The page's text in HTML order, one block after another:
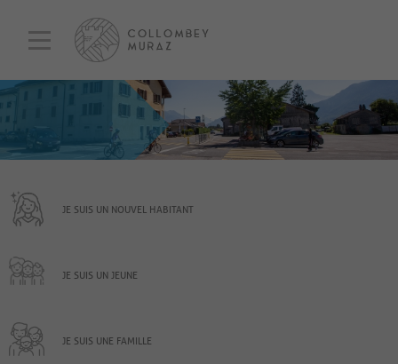
JE SUIS UN NOUVEL HABITANT
JE SUIS UN JEUNE
JE SUIS UNE FAMILLE